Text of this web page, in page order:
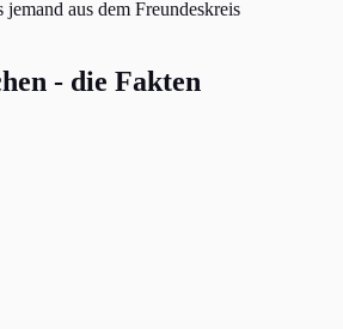
aus dem Freundeskreis
- die Fakten